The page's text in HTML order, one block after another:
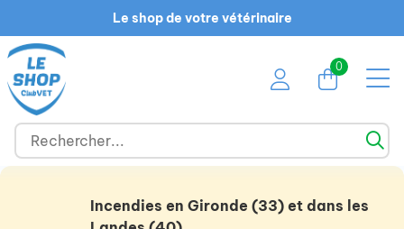
Le shop de votre vétérinaire
0
Incendies en Gironde (33) et dans les